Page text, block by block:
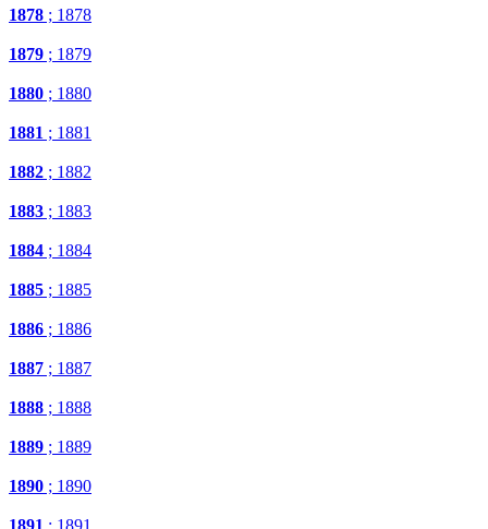
1878 ; 1878
1879 ; 1879
1880 ; 1880
1881 ; 1881
1882 ; 1882
1883 ; 1883
1884 ; 1884
1885 ; 1885
1886 ; 1886
1887 ; 1887
1888 ; 1888
1889 ; 1889
1890 ; 1890